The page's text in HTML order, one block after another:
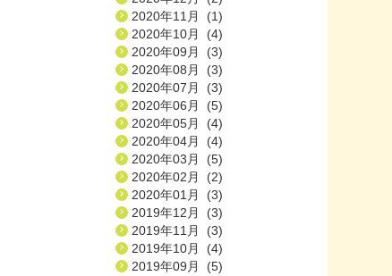
2020年11月 (1)
2020年10月 (4)
2020年09月 (3)
2020年08月 (3)
2020年07月 (3)
2020年06月 (5)
2020年05月 (4)
2020年04月 (4)
2020年03月 (5)
2020年02月 (2)
2020年01月 (3)
2019年12月 (3)
2019年11月 (3)
2019年10月 (4)
2019年09月 (5)